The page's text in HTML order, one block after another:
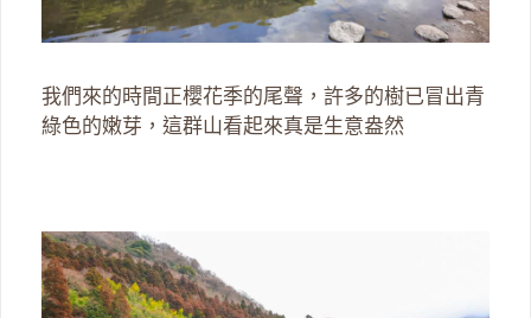
我們來的時間正櫻花季的尾聲，許多的樹已冒出青
綠色的嫩芽，這群山看起來真是生意盎然